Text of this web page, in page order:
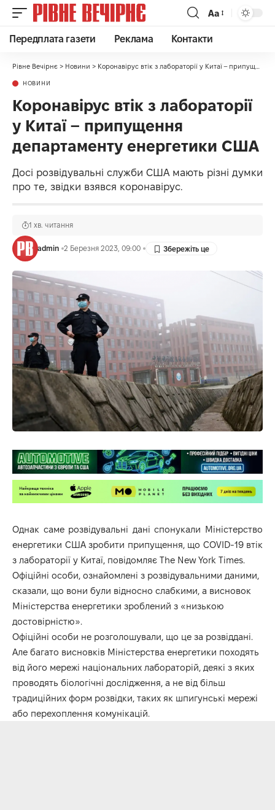
Аа
Передплата газети Реклама Контакти
Рівне Вечірнє > Новини > Коронавірус втік з лабораторії у Китаї – припущення департаменту енергетики США
НОВИНИ
Коронавірус втік з лабораторії
у Китаї – припущення
департаменту енергетики США
Досі розвідувальні служби США мають різні думки
про те, звідки взявся коронавірус.
admin 2 Березня 2023, 09:00
1 хв. читання
Однак саме розвідувальні дані спонукали Міністерство
енергетики США зробити припущення, що COVID-19 втік
з лабораторії у Китаї, повідомляє The New York Times.
Офіційні особи, ознайомлені з розвідувальними даними,
сказали, що вони були відносно слабкими, а висновок
Міністерства енергетики зроблений з «низькою
достовірністю».
Офіційні особи не розголошували, що це за розвіддані.
Але багато висновків Міністерства енергетики походять
від його мережі національних лабораторій, деякі з яких
проводять біологічні дослідження, а не від більш
традиційних форм розвідки, таких як шпигунські мережі
або перехоплення комунікацій.